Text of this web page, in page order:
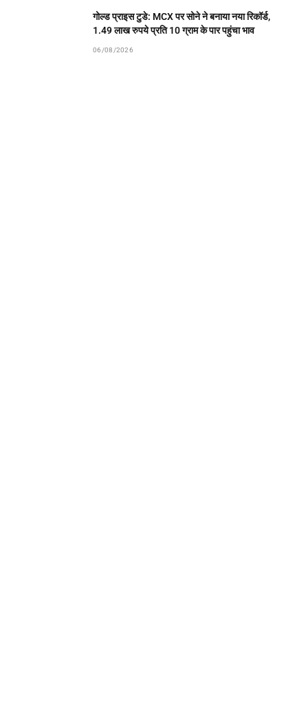
गोल्ड प्राइस टुडे: MCX पर सोने ने बनाया नया रिकॉर्ड,
1.49 लाख रुपये प्रति 10 ग्राम के पार पहुंचा भाव
06/08/2026